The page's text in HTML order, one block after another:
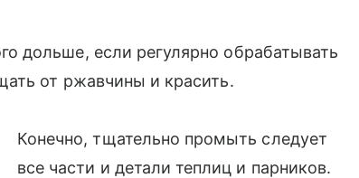
дольше, если регулярно обрабатывать
от ржавчины и красить.
Конечно, тщательно промыть следует
все части и детали теплиц и парников.